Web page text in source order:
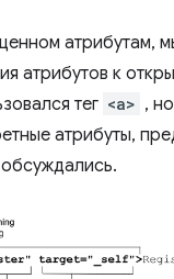
атрибутам,
атрибутов к
тег <a> ,
атрибуты,